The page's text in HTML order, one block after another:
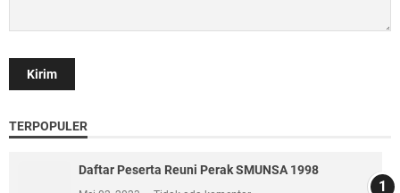
TERPOPULER
Daftar Peserta Reuni Perak SMUNSA 1998